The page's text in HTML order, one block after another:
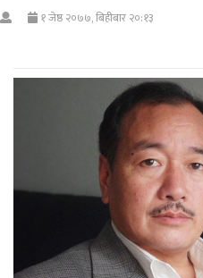
१ जेष्ठ २०७७, बिहीबार २०:१३